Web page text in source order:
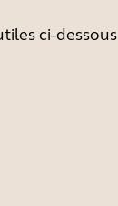
ci-dessous